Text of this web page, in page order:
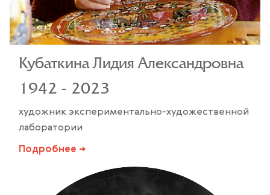
Кубаткина Лидия Александровна
1942 - 2023
художник экспериментально-художественной
лаборатории
Подробнее →